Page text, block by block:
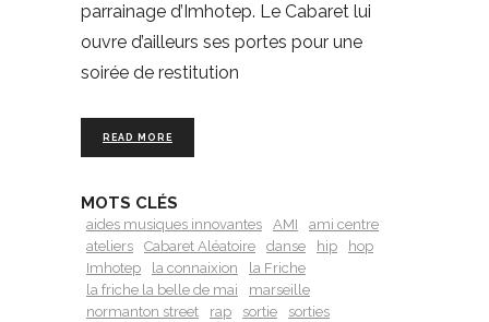
parrainage d’Imhotep. Le Cabaret lui
ouvre d’ailleurs ses portes pour une
soirée de restitution
READ MORE
MOTS CLÉS
aides musiques innovantes AMI
ami centre
ateliers
Cabaret Aléatoire danse hip
hop
Imhotep
la connaixion
la Friche
la friche la belle de mai
marseille
normanton street
rap sortie
sorties